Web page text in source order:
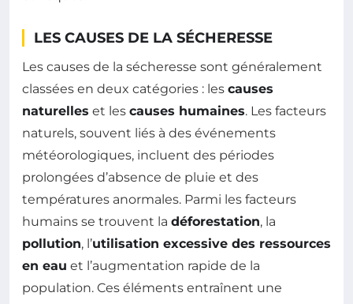
LES CAUSES DE LA SÉCHERESSE
Les causes de la sécheresse sont généralement
classées en deux catégories : les causes
naturelles et les causes humaines. Les facteurs
naturels, souvent liés à des événements
météorologiques, incluent des périodes
prolongées d’absence de pluie et des
températures anormales. Parmi les facteurs
humains se trouvent la déforestation, la
pollution, l’utilisation excessive des ressources
en eau et l’augmentation rapide de la
population. Ces éléments entraînent une